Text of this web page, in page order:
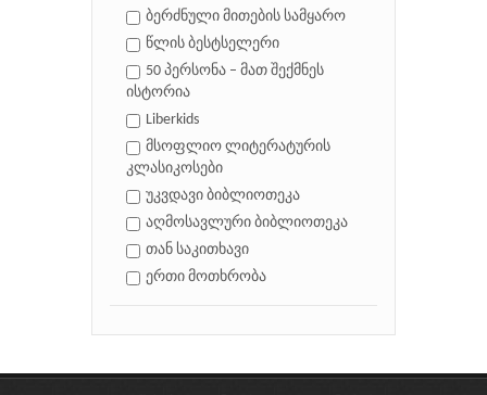
ბერძნული მითების სამყარო
წლის ბესტსელერი
50 პერსონა – მათ შექმნეს
ისტორია
Liberkids
მსოფლიო ლიტერატურის
კლასიკოსები
უკვდავი ბიბლიოთეკა
აღმოსავლური ბიბლიოთეკა
თან საკითხავი
ერთი მოთხრობა